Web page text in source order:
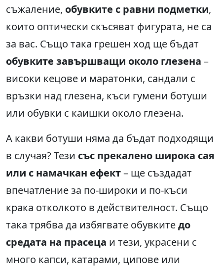
съжаление, обувките с равни подметки,
които оптически скъсяват фигурата, не са
за вас. Също така грешен ход ще бъдат
обувките завършващи около глезена –
високи кецове и маратонки, сандали с
връзки над глезена, къси гумени ботуши
или обувки с каишки около глезена.
А какви ботуши няма да бъдат подходящи
в случая? Тези със прекалено широка сая
или с намачкан ефект– ще създадат
впечатление за по-широки и по-къси
крака отколкото в действителност. Също
така трябва да избягвате обувкитедо
средата на прасеца и тези, украсени с
много капси, катарами, ципове или